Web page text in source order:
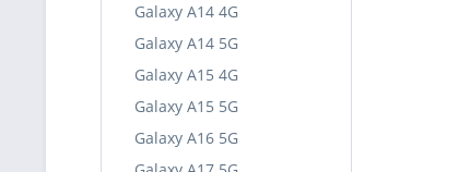
Galaxy A14 4G
Galaxy A14 5G
Galaxy A15 4G
Galaxy A15 5G
Galaxy A16 5G